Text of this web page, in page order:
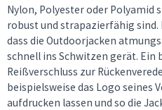
Nylon, Polyester oder Polyamid
robust und strapazierfähig sind.
dass die Outdoorjacken
schnell ins Schwitzen gerät.
Reißverschluss zur
beispielsweise das Logo seines
aufdrucken lassen und so die